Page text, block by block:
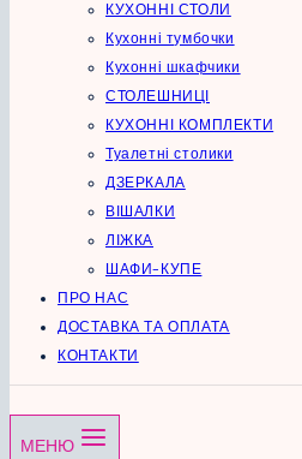
КУХОННІ СТОЛИ
Кухонні тумбочки
Кухонні шкафчики
СТОЛЕШНИЦІ
КУХОННІ КОМПЛЕКТИ
Туалетні столики
ДЗЕРКАЛА
ВІШАЛКИ
ЛІЖКА
ШАФИ-КУПЕ
ПРО НАС
ДОСТАВКА ТА ОПЛАТА
КОНТАКТИ
МЕНЮ